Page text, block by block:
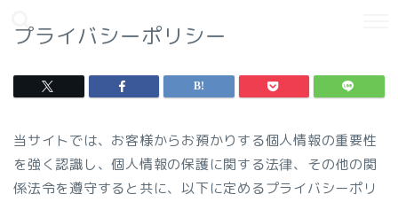
プライバシーポリシー
当サイトでは、お客様からお預かりする個人情報の重要性
を強く認識し、個人情報の保護に関する法律、その他の関
係法令を遵守すると共に、以下に定めるプライバシーポリ